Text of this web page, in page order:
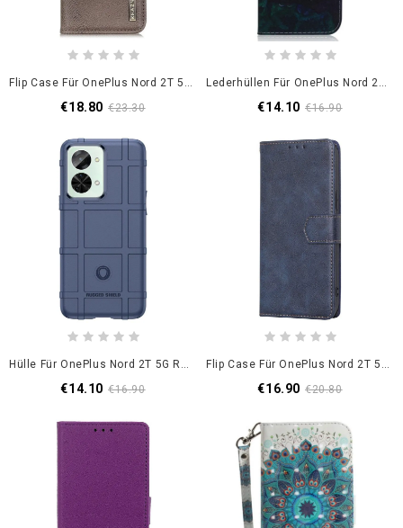
Flip Case Für OnePlus Nord 2T 5G Kunstleder Khazneh
€18.80 €23.30
Lederhüllen Für OnePlus Nord 2T 5G Mit Kordel Tanga-Eulen
€14.10 €16.90
Hülle Für OnePlus Nord 2T 5G Robuster Schild
€14.10 €16.90
Flip Case Für OnePlus Nord 2T 5G Rfid-Ledereffekt
€16.90 €20.80